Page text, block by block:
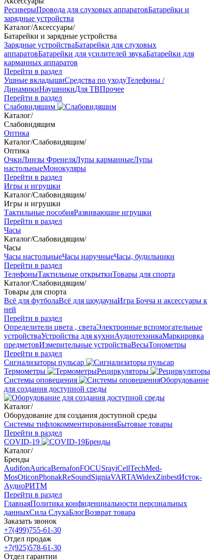
РесиверыПровода для слуховых аппаратовБатарейки и
зарядные устройства
Каталог/Аксессуары/
Батарейки и зарядные устройства
Зарядные устройстваБатарейки для слуховых
аппаратовБатарейки для усилителей звукаБатарейки для
карманных аппаратов
Перейти в раздел
Ушные вкладышиСредства по уходуТелефоны /
ДинамикиНаушникиДля ТВПрочее
Перейти в раздел
Слабовидящим
Каталог/
Слабовидящим
Оптика
Каталог/Слабовидящим/
Оптика
ОчкиЛинзы ФренеляЛупы карманныеЛупы
настольныеМонокуляры
Перейти в раздел
Игры и игрушки
Каталог/Слабовидящим/
Игры и игрушки
Тактильные пособияРазвивающие игрушки
Перейти в раздел
Часы
Каталог/Слабовидящим/
Часы
Часы настольныеЧасы наручныеЧасы, будильники
Перейти в раздел
ТелефоныТактильные открыткиТовары для спорта
Каталог/Слабовидящим/
Товары для спорта
Всё для футболаВсё для шоудаунаИгра Бочча и аксессуары к
ней
Перейти в раздел
Определители цвета , светаЭлектронные вспомогательные
устройстваУстройства для кухниАудиотехникаМаркировка
предметовИзмерительные устройстваВесыТонометры
Перейти в раздел
Сигнализаторы пульсар
Термометры
Рециркуляторы
Cистемы оповещения
Оборудование
для создания доступной среды
Каталог/
Оборудование для создания доступной среды
Системы тифлокомментированияБытовые товары
Перейти в раздел
COVID-19
Бренды
Каталог/
Бренды
AudifonAuricaBernafonFOCUSrayiCellTechMed-
MosOticonPhonakReSoundSigniaVARTAWidexZinbestИсток-
АудиоРИТМ
Перейти в раздел
ГлавнаяПолитика конфиденциальности персональных
данныхСила СлухаБлогВозврат товара
Заказать звонок
+7(499)755-61-30
Отдел продаж
+7(925)578-61-30
Отдел гарантии